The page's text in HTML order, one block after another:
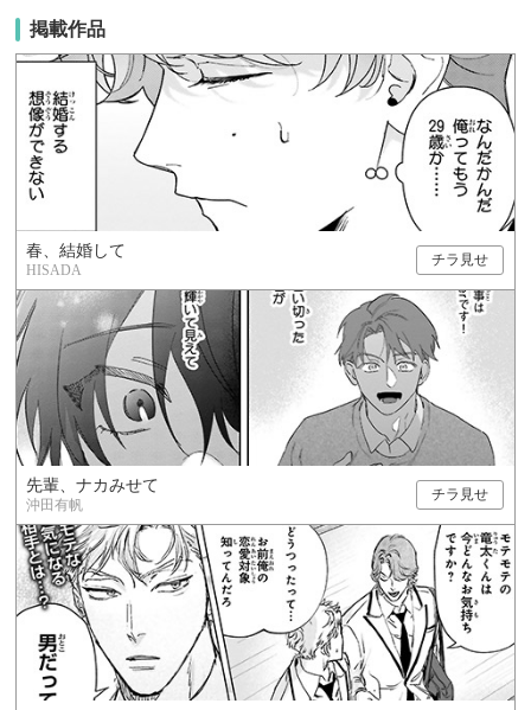
掲載作品
春、結婚して
HISADA
チラ見せ
先輩、ナカみせて
沖田有帆
チラ見せ